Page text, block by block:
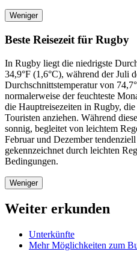
Weniger
Beste Reisezeit für Rugby
In Rugby liegt die niedrigste
34,9°F (1,6°C), während der Juli
Durchschnittstemperatur von
normalerweise der feuchteste
die Hauptreisezeiten in Rugby,
Touristen anziehen. Während
sonnig, begleitet von leichtem
Februar und Dezember
gekennzeichnet durch leichten
Bedingungen.
Weniger
Weiter erkunden
Unterkünfte
Mehr Möglichkeiten zum